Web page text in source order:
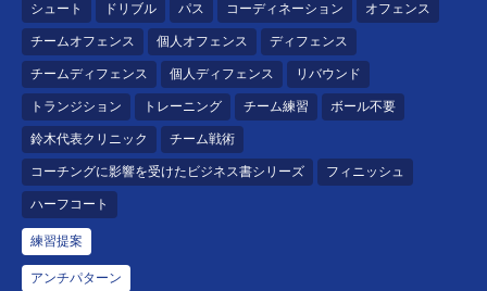
シュート ドリブル パス コーディネーション オフェンス
チームオフェンス 個人オフェンス ディフェンス
チームディフェンス 個人ディフェンス リバウンド
トランジション トレーニング チーム練習 ボール不要
鈴木代表クリニック チーム戦術
コーチングに影響を受けたビジネス書シリーズ フィニッシュ
ハーフコート
練習提案
アンチパターン